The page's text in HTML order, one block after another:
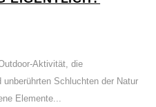
Aktivität, die
Schluchten der Natur
Elemente...